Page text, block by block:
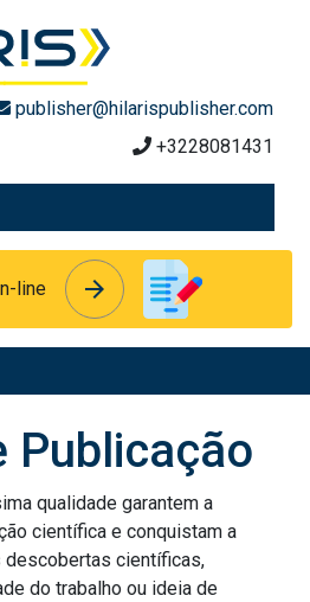
publisher@hilarispublisher.com
+3228081431
line arrow_forward
arrow_forward
Publicação
qualidade garantem a
científica e conquistam a
descobertas científicas,
do trabalho ou ideia de